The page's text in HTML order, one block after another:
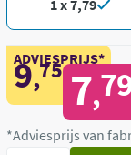
1 x 7,79
ADVIESPRIJS*
9,75 7,
*Adviesprijs van